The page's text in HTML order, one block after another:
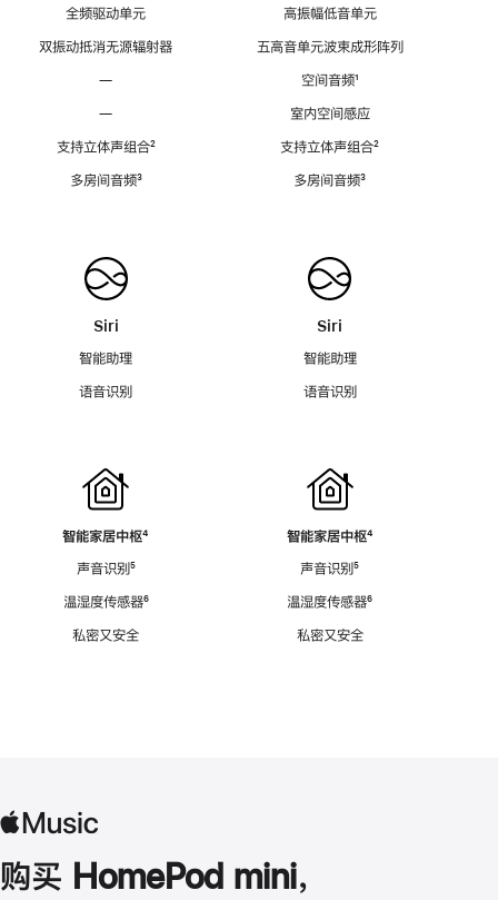
全频驱动单元
双振动抵消无源辐射器
—
—
支持立体声组合脚
²
多房间音频脚
³
Siri
智能助理
语音识别
智能家居中枢脚
⁴
声音识别脚
⁵
温湿度传感器脚
⁶
私密又安全
高振幅低音单元
五高音单元波束成形阵列
空间音频脚
¹
室内空间感应
支持立体声组合脚
²
多房间音频脚
³
Siri
智能助理
语音识别
智能家居中枢脚
⁴
声音识别脚
⁵
温湿度传感器脚
⁶
私密又安全
购买 HomePod mini，